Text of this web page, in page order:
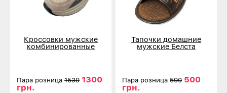
Кроссовки мужские
комбинированные
кожаные коричневые
Пара розница 1530 1300
грн.
Тапочки домашние
мужские Белста
коричневые 514-3
Пара розница590 500
грн.